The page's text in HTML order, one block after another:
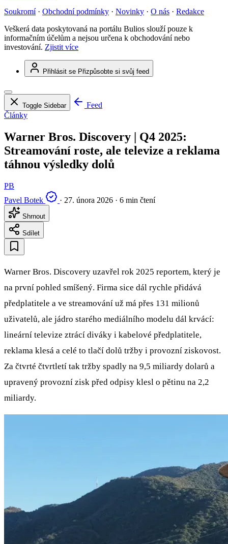
Soukromí · Obchodní podmínky · Novinky · O nás · Redakce
Veškerá data poskytovaná na portálu Bulios slouží pouze k
informačním účelům a nejsou určena k obchodování nebo
investování. Zjistit více
Přihlásit se Přizpůsobte si svůj feed
Toggle Sidebar
Feed
Články
Warner Bros. Discovery | Q4 2025:
Streamování roste, ale televize a reklama
táhnou výsledky dolů
PB
Pavel Botek
· 27. února 2026 · 6 min čtení
Shrnout
Sdílet
Warner Bros. Discovery uzavřel rok 2025 reportem, který je
na první pohled smíšený. Firma sice dál rychle přidává
předplatitele a ve streamování už má přes 131 milionů
uživatelů, ale jádro starého mediálního modelu dál krvácí:
lineární televize ztrácí diváky i kabelové předplatitele,
reklama klesá a celé to tlačí dolů tržby i provozní ziskovost.
Za čtvrté čtvrtletí tak tržby spadly na 9,5 miliardy dolarů a
upravený provozní zisk před odpisy klesl o pětinu na 2,2
miliardy.